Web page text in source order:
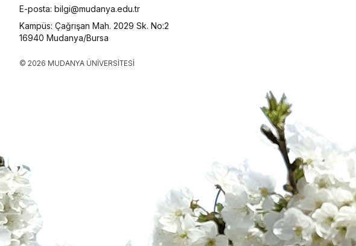
E-posta: bilgi@mudanya.edu.tr
Kampüs: Çağrışan Mah. 2029 Sk. No:2
16940 Mudanya/Bursa
© 2026 MUDANYA ÜNIVERSITESI